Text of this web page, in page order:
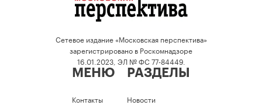
Сетевое издание «Московская перспектива»
зарегистрировано в Роскомнадзоре
16.01.2023, ЭЛ № ФС 77-84449.
МЕНЮ
Контакты
РАЗДЕЛЫ
Новости